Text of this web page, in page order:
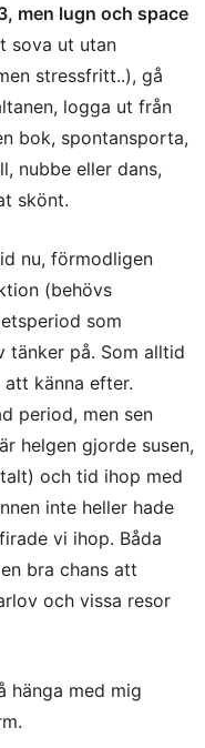
men lugn och space
sova ut utan
stressfritt..), gå
logga ut från
bok, spontansporta,
nubbe eller dans,
skönt.
nu, förmodligen
(behövs
som
tänker på. Som alltid
känna efter.
period, men sen
helgen gjorde susen,
och tid ihop med
inte heller hade
vi ihop. Båda
bra chans att
och vissa resor
hänga med mig